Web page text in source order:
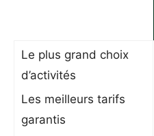
Le plus grand choix
d’activités
Les meilleurs tarifs
garantis